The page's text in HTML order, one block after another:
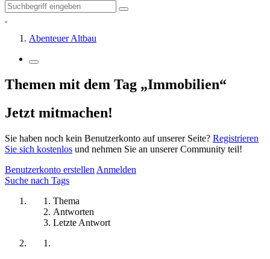
Abenteuer Altbau
Themen mit dem Tag „Immobilien“
Jetzt mitmachen!
Sie haben noch kein Benutzerkonto auf unserer Seite? Registrieren
Sie sich kostenlos und nehmen Sie an unserer Community teil!
Benutzerkonto erstellen Anmelden
Suche nach Tags
Thema
Antworten
Letzte Antwort